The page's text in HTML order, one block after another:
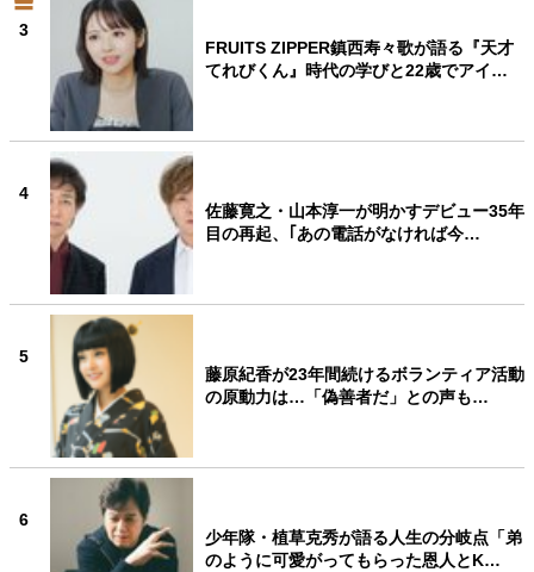
3
FRUITS ZIPPER鎮西寿々歌が語る『天才
てれびくん』時代の学びと22歳でアイ…
4
佐藤寛之・山本淳一が明かすデビュー35年
目の再起、｢あの電話がなければ今…
5
藤原紀香が23年間続けるボランティア活動
の原動力は…「偽善者だ」との声も…
6
少年隊・植草克秀が語る人生の分岐点「弟
のように可愛がってもらった恩人とK…